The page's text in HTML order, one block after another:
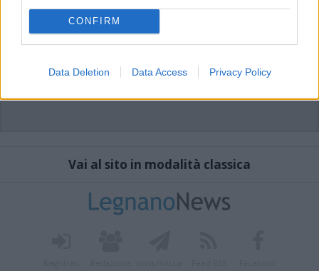
CONFIRM
Data Deletion Data Access Privacy Policy
Vai al sito in modalità classica